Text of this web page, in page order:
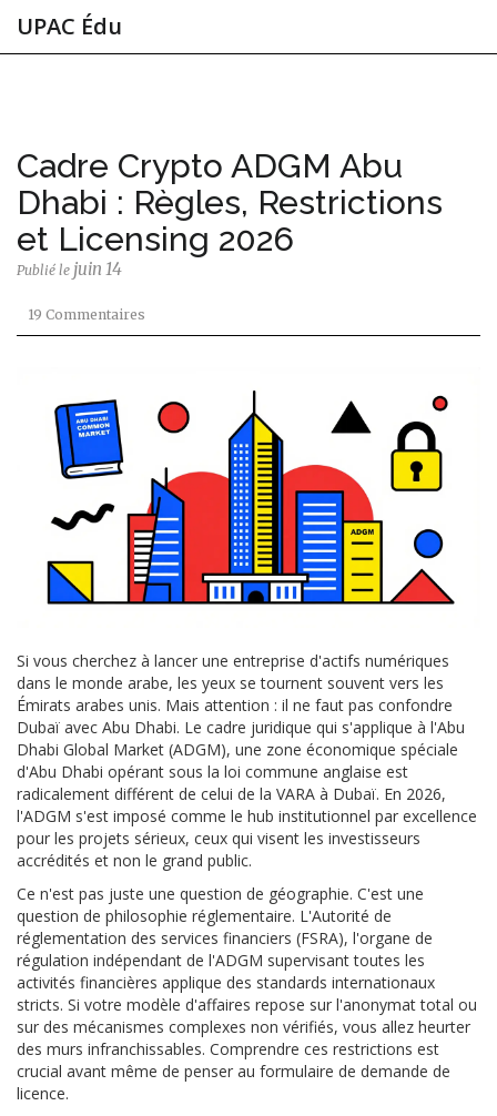
UPAC Édu
Cadre Crypto ADGM Abu
Dhabi : Règles, Restrictions
et Licensing 2026
Publié le juin 14
19 Commentaires
Si vous cherchez à lancer une entreprise d'actifs numériques
dans le monde arabe, les yeux se tournent souvent vers les
Émirats arabes unis. Mais attention : il ne faut pas confondre
Dubaï avec Abu Dhabi. Le cadre juridique qui s'applique à l'Abu
Dhabi Global Market (ADGM), une zone économique spéciale
d'Abu Dhabi opérant sous la loi commune anglaise est
radicalement différent de celui de la VARA à Dubaï. En 2026,
l'ADGM s'est imposé comme le hub institutionnel par excellence
pour les projets sérieux, ceux qui visent les investisseurs
accrédités et non le grand public.
Ce n'est pas juste une question de géographie. C'est une
question de philosophie réglementaire. L'Autorité de
réglementation des services financiers (FSRA), l'organe de
régulation indépendant de l'ADGM supervisant toutes les
activités financières applique des standards internationaux
stricts. Si votre modèle d'affaires repose sur l'anonymat total ou
sur des mécanismes complexes non vérifiés, vous allez heurter
des murs infranchissables. Comprendre ces restrictions est
crucial avant même de penser au formulaire de demande de
licence.